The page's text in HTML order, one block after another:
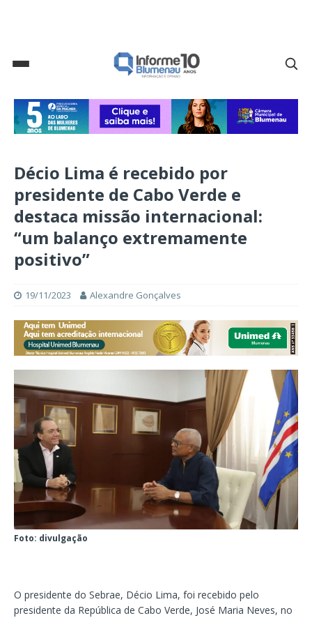
Décio Lima é recebido por
presidente de Cabo Verde e
destaca missão internacional:
“um balanço extremamente
positivo”
19/11/2023 Alexandre Gonçalves
Foto: divulgação
O presidente do Sebrae, Décio Lima, foi recebido pelo
presidente da República de Cabo Verde, José Maria Neves, no